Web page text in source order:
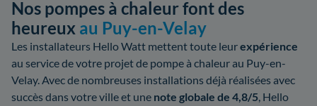
Nos pompes à chaleur font des
heureux au Puy-en-Velay
Les installateurs Hello Watt mettent toute leurexpérience
au service de votre projet de pompe à chaleur au Puy-en-
Velay. Avec de nombreuses installations déjà réalisées avec
succès dans votre ville et une note globale de 4,8/5, Hello